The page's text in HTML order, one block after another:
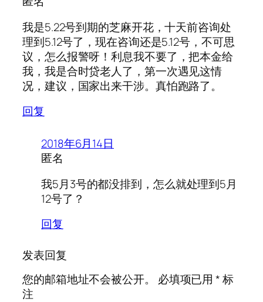
我是5.22号到期的芝麻开花，十天前咨询处
理到5.12号了，现在咨询还是5.12号，不可思
议，怎么报警呀！利息我不要了，把本金给
我，我是合时贷老人了，第一次遇见这情
况，建议，国家出来干涉。真怕跑路了。
回复
2018年6月14日
匿名
我5月3号的都没排到，怎么就处理到5月
12号了？
回复
发表回复
您的邮箱地址不会被公开。
必填项已用*标
注